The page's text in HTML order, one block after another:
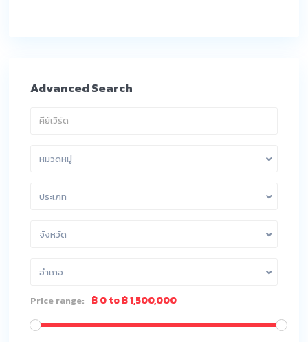
Advanced Search
หมวดหมู่
ประเภท
จังหวัด
อำเภอ
Price range: ฿ 0 to ฿ 1,500,000